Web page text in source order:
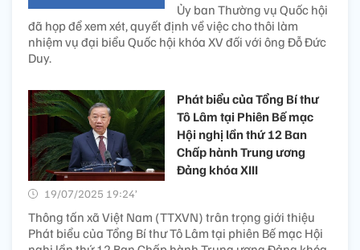
Ủy ban Thường vụ Quốc hội
đã họp để xem xét, quyết định về việc cho thôi làm
nhiệm vụ đại biểu Quốc hội khóa XV đối với ông Đỗ Đức
Duy.
Phát biểu của Tổng Bí thư
Tô Lâm tại Phiên Bế mạc
Hội nghị lần thứ 12 Ban
Chấp hành Trung ương
Đảng khóa XIII
19/07/2025 19:24’
Thông tấn xã Việt Nam (TTXVN) trân trọng giới thiệu
Phát biểu của Tổng Bí thư Tô Lâm tại phiên Bế mạc Hội